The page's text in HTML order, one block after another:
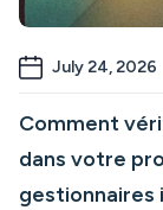
July 24, 2026
Comment
dans votre
gestionnaires